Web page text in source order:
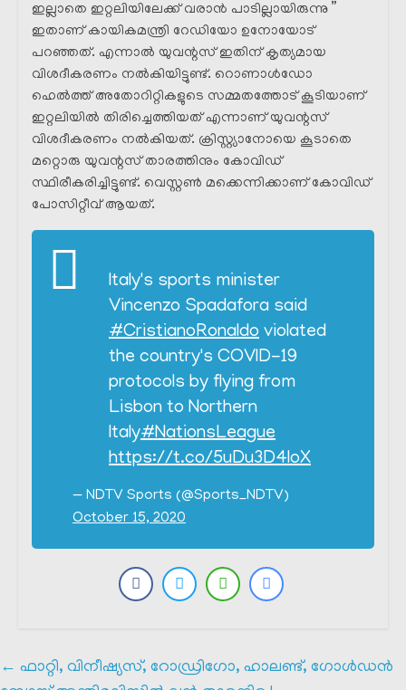
ഇല്ലാതെ ഇറ്റലിയിലേക്ക് വരാൻ പാടില്ലായിരുന്നു ”
ഇതാണ് കായികമന്ത്രി റേഡിയോ ഉനോയോട്
പറഞ്ഞത്. എന്നാൽ യുവന്റസ് ഇതിന് കൃത്യമായ
വിശദീകരണം നൽകിയിട്ടുണ്ട്. റൊണാൾഡോ
ഹെൽത്ത് അതോറിറ്റികളുടെ സമ്മതത്തോട് കൂടിയാണ്
ഇറ്റലിയിൽ തിരിച്ചെത്തിയത് എന്നാണ് യുവന്റസ്
വിശദീകരണം നൽകിയത്. ക്രിസ്റ്റ്യാനോയെ കൂടാതെ
മറ്റൊരു യുവന്റസ് താരത്തിനും കോവിഡ്
സ്ഥിരീകരിച്ചിട്ടുണ്ട്. വെസ്റ്റൺ മക്കെന്നിക്കാണ് കോവിഡ്
പോസിറ്റീവ് ആയത്.
Italy's sports minister
Vincenzo Spadafora said
#CristianoRonaldo violated
the country's COVID-19
protocols by flying from
Lisbon to Northern
Italy#NationsLeague
https://t.co/5uDu3D4IoX
— NDTV Sports (@Sports_NDTV)
October 15, 2020
← ഫാറ്റി, വിനീഷ്യസ്, റോഡ്രിഗോ, ഹാലണ്ട്, ഗോൾഡൻ